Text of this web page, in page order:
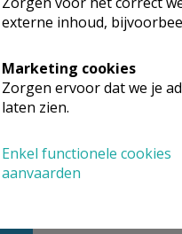
worden voor een kort
je (sociale) content
externe inhoud,
Marketing cookies
Zorgen ervoor dat we je
laten zien.
Enkel functionele cookies
aanvaarden